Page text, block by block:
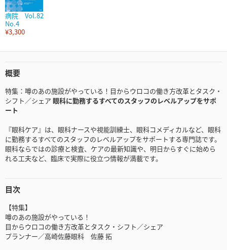
病院 Vol.82
No.4
¥3,300
概要
特集：噂のあの施設がやっている！目からウロコの働き方改革とタスク・
シフト／シェア 眼科に勤務するすべてのスタッフのレベルアップをサポ
ート
『眼科ケア』は、眼科ナースや視能訓練士、眼科コメディカルなど、眼科
に勤務するすべてのスタッフのレベルアップをサポートする専門誌です。
眼科ならではの診療と検査、ケアの最新知識や、明日からすぐに始めら
れる工夫など、臨床で実際に役立つ情報が満載です。
目次
【特集】
噂のあの施設がやっている！
目からウロコの働き方改革とタスク・シフト／シェア
プランナー／高崎佐藤眼科 佐藤 拓